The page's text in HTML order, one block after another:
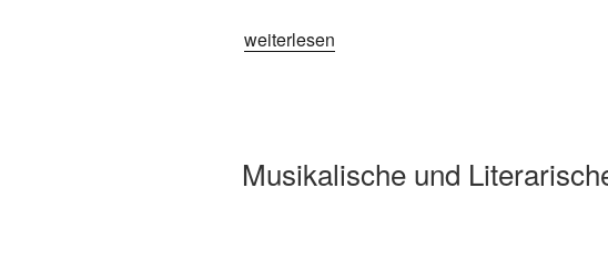
„Halali
im
weiterlesen
AM
Musikalische und